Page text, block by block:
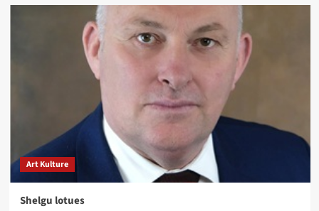
Art Kulture
Shelgu lotues